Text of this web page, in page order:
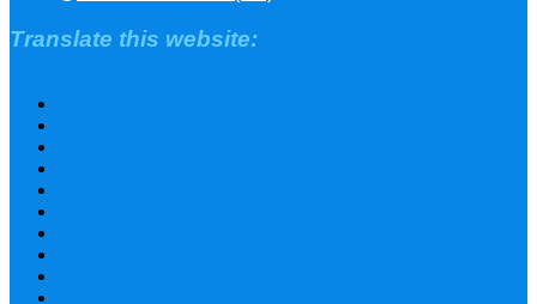
Translate this website: